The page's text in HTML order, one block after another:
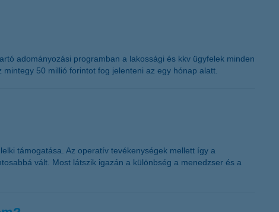
adományozási programban a lakossági és kkv ügyfelek minden
50 millió forintot fog jelenteni az egy hónap alatt.
támogatása. Az operatív tevékenységek mellett így a
vált. Most látszik igazán a különbség a menedzser és a